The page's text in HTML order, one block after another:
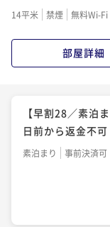
14平米 禁煙 無料Wi-Fi
部屋詳細
【早割28／素泊
日前から返金不可
素泊まり 事前決済可